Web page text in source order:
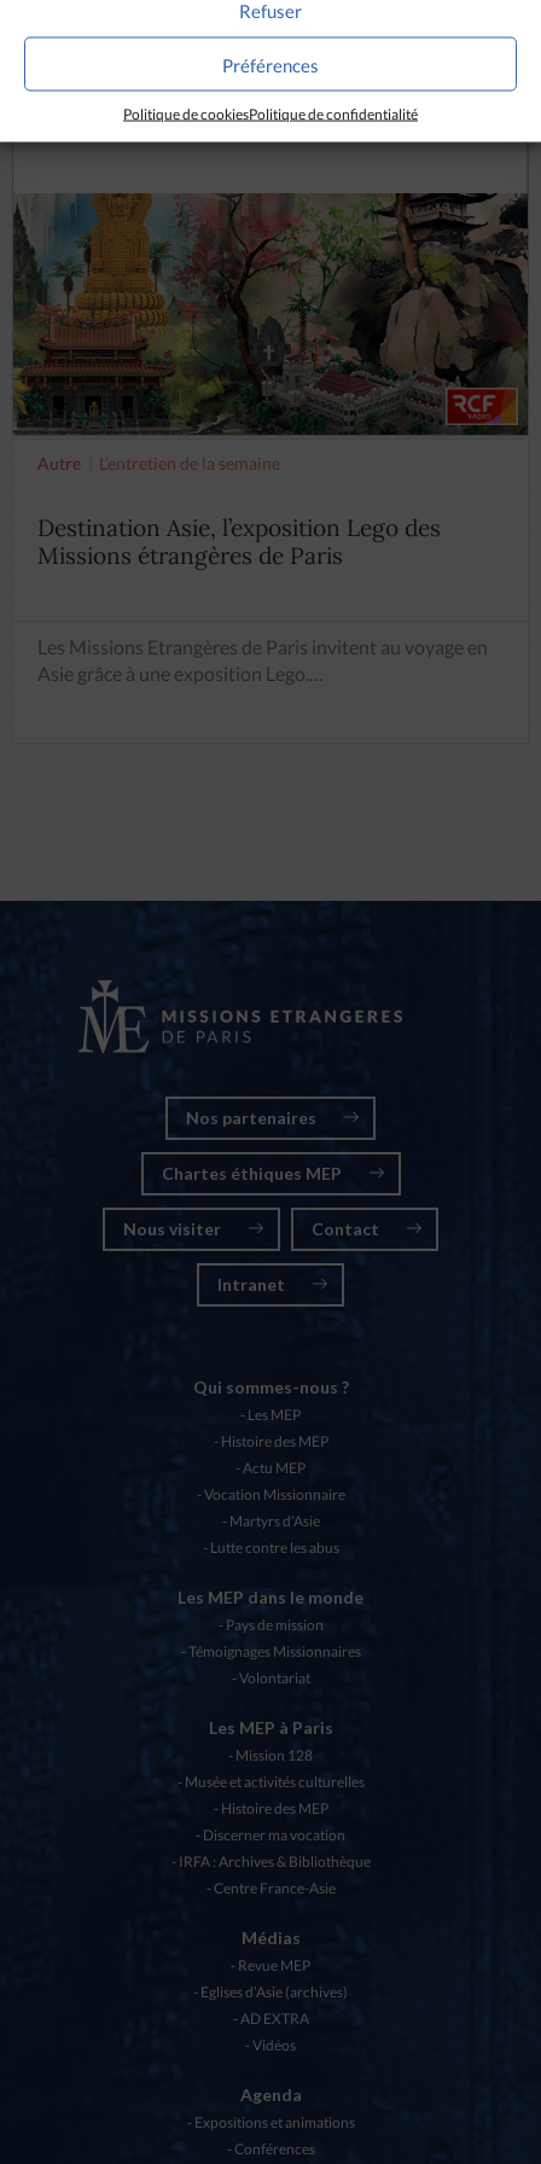
Refuser
Préférences
Politique de cookiesPolitique de confidentialité
ÉCOUTER
Autre L’entretien de la semaine
Destination Asie, l’exposition Lego des
Missions étrangères de Paris
Les Missions Etrangères de Paris invitent au voyage en
Asie grâce à une exposition Lego.…
Nos partenaires
Chartes éthiques MEP
Nous visiter Contact
Intranet
Qui sommes-nous ?
Les MEP
Histoire des MEP
Actu MEP
Vocation Missionnaire
Martyrs d’Asie
Lutte contre les abus
Les MEP dans le monde
Pays de mission
Témoignages Missionnaires
Volontariat
Les MEP à Paris
Mission 128
Musée et activités culturelles
Histoire des MEP
Discerner ma vocation
IRFA : Archives & Bibliothèque
Centre France-Asie
Médias
Revue MEP
Eglises d’Asie (archives)
AD EXTRA
Vidéos
Agenda
Expositions et animations
Conférences